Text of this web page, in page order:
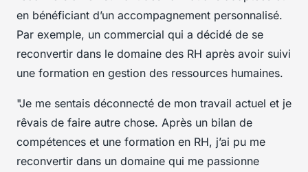
en bénéficiant d’un accompagnement personnalisé.
Par exemple, un commercial qui a décidé de se
reconvertir dans le domaine des RH après avoir suivi
une formation en gestion des ressources humaines.
"Je me sentais déconnecté de mon travail actuel et je
rêvais de faire autre chose. Après un bilan de
compétences et une formation en RH, j’ai pu me
reconvertir dans un domaine qui me passionne